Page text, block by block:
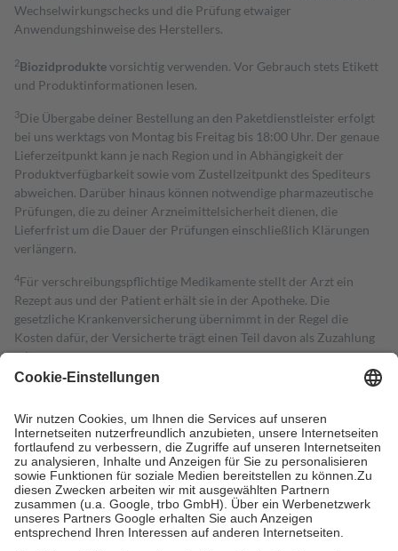
Wechselwirkungschecks und die Prüfung etwaiger
Anwendungshinweise des Herstellers.
2Biozidproduktevorsichtig verwenden. Vor Gebrauch stets Etikett
und Produktinformationen lesen.
3Die Übergabe deiner Bestellung an den Paketdienstleister erfolgt
bei uns werktags von Montag bis Freitag bis 18:00 Uhr. Der genaue
Lieferzeitpunkt kann je nach Region und in Abhängigkeit der
Produktverfügbarkeit sowie vom Zustellzeitpunkt des Spediteurs
abweichen. Darüber hinaus können notwendige pharmazeutische
Prüfungen, die zu deiner Arzneimittelsicherheit dienen, die
Lieferfrist um die Dauer der Prüfungen einschließlich Klärungen
verlängern.
4Für verschreibungspflichtige Medikamente stellt der Arzt ein
Rezept aus und der Patient erhält sie in der Apotheke. Die
gesetzliche Krankenversicherung übernimmt in der Regel die
Kosten dafür, der Versicherte trägt einen Teil davon als Zuzahlung
mit.
Grundsätzlich leisten Mitglieder Zuzahlungen in Höhe von zehn
höchstens zehn Euro.
Es sind jedoch nie mehr als die tatsächlichen
Kosten der Leistung zu entrichten.
Diese Regeln gelten grundsätzlich auch für Online-Apotheken.
Bei Heilmitteln und häuslicher Krankenpflege beträgt die
Zuzahlung zehn Prozent der Kosten sowie zehn Euro je
Verordnung.
Um das Engagement der Versicherten für ihre eigene Gesundheit zu
stärken und die besondere Stellung der Familie zu unterstützen,